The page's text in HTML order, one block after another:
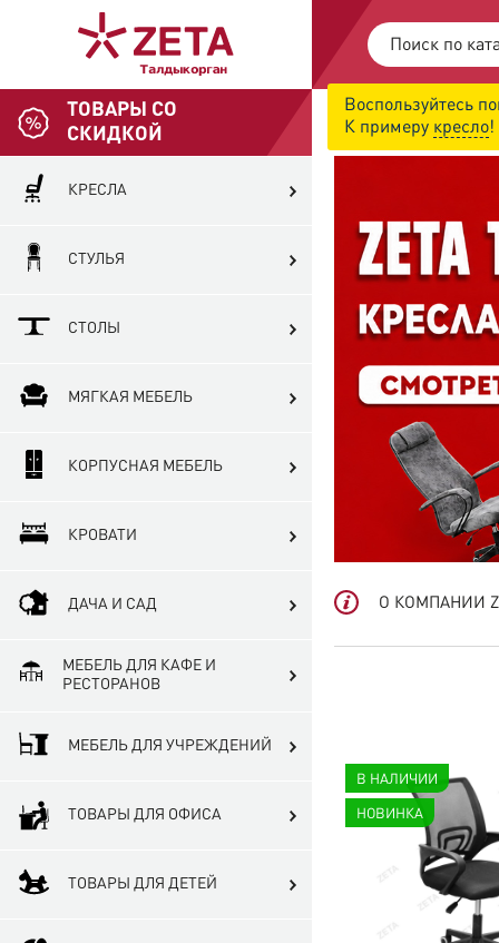
Воспользуйтесь
К примеру кресло!
Понедельник -
ТОВАРЫ СО
СКИДКОЙ
КРЕСЛА
СТУЛЬЯ
СТОЛЫ
МЯГКАЯ МЕБЕЛЬ
КОРПУСНАЯ МЕБЕЛЬ
КРОВАТИ
ДАЧА И САД
МЕБЕЛЬ ДЛЯ КАФЕ И
РЕСТОРАНОВ
МЕБЕЛЬ ДЛЯ УЧРЕЖДЕНИЙ
ТОВАРЫ ДЛЯ ОФИСА
ТОВАРЫ ДЛЯ ДЕТЕЙ
О КОМПАНИИ
В НАЛИЧИИ
НОВИНКА